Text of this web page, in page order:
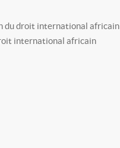
du droit international africain
international africain